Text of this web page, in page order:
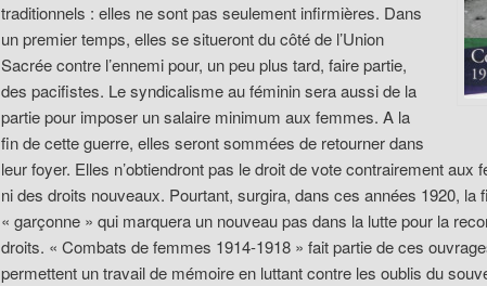
traditionnels : elles ne sont pas seulement infirmières. Dans
un premier temps, elles se situeront du côté de l’Union
Sacrée contre l’ennemi pour, un peu plus tard, faire partie,
des pacifistes. Le syndicalisme au féminin sera aussi de la
partie pour imposer un salaire minimum aux femmes. A la
fin de cette guerre, elles seront sommées de retourner dans
leur foyer. Elles n’obtiendront pas le droit de vote contrairement aux
ni des droits nouveaux. Pourtant, surgira, dans ces années 1920, la
« garçonne » qui marquera un nouveau pas dans la lutte pour la
droits. « Combats de femmes 1914-1918 » fait partie de ces
permettent un travail de mémoire en luttant contre les oublis du